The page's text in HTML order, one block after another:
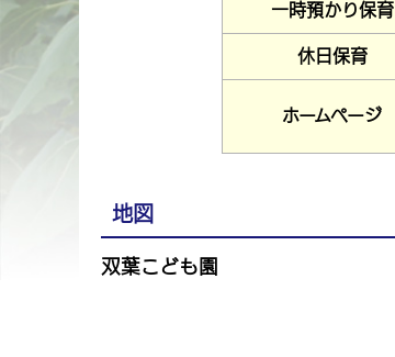
一時預かり保育
休日保育
ホームページ
地図
双葉こども園